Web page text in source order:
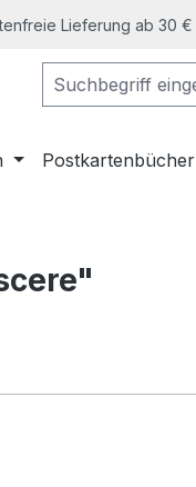
Lieferung ab 30 €
Postkartenbücher